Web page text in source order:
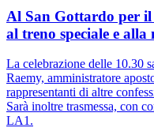
Al San Gottardo per il
al treno speciale e alla
La celebrazione delle 10.30
Raemy, amministratore
rappresentanti di altre
Sarà inoltre trasmessa, con
LA1.